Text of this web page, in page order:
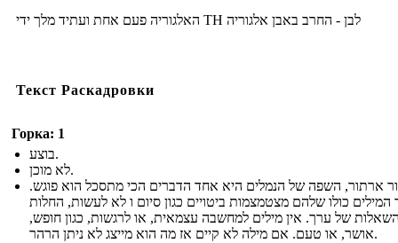
האלגוריה פעם אחת ועתיד מלך ידי TH לבן - החרב באבן אלגוריה
Текст Раскадровки
Горка: 1
בוצע.
לא מוכן.
ארתור, השפה של הנמלים היא אחד הדברים הכי מתסכל הוא פוגש.
המילים כולו שלהם מצטמצמות ביטויים כגון סיום ו לא לעשות, החלות
של ערך. אין מילים למחשבה עצמאית, או לרגשות, כגון חופש,
אושר, או טעם. אם מילה לא קיים אז מה הוא מייצג לא ניתן הרהר.